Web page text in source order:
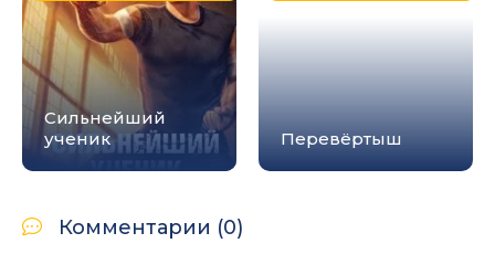
Сильнейший
ученик
Перевёртыш
Комментарии (0)